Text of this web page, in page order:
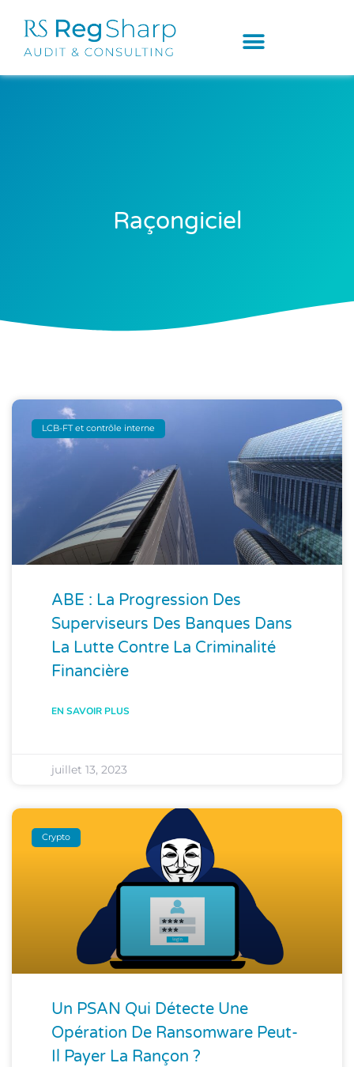
Raçongiciel
LCB-FT et contrôle interne
ABE : La Progression Des
Superviseurs Des Banques Dans
La Lutte Contre La Criminalité
Financière
EN SAVOIR PLUS
juillet 13, 2023
Crypto
Un PSAN Qui Détecte Une
Opération De Ransomware Peut-
Il Payer La Rançon ?